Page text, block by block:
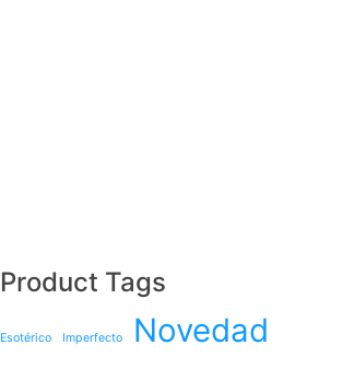
Product Tags
Esotérico Imperfecto Novedad